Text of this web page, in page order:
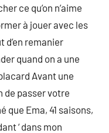
ce qu’on n’aime
à jouer avec les
d’en remanier
quand on a une
Avant une
de passer votre
que Ema, 41 saisons,
‘ dans mon